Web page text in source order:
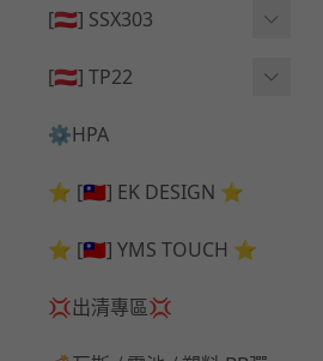
🆙 升級 ⧸ 部件
[🇦🇹] SSX303
🔄 原廠 ⧸ 零件
🆙 升級 ⧸ 部件
[🇦🇹] TP22
🔄 原廠 ⧸ 零件
🆙 升級 ⧸ 部件
⚙️HPA
⭐ [🇹🇼] EK DESIGN ⭐
⭐ [🇹🇼] YMS TOUCH ⭐
💢出清專區💢